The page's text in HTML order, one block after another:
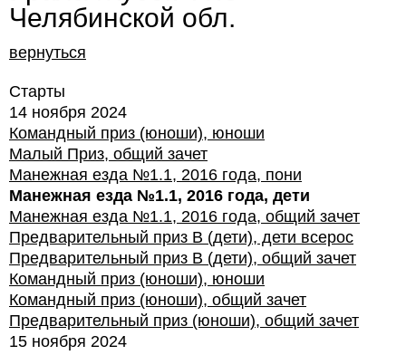
Челябинской обл.
вернуться
Старты
14 ноября 2024
Командный приз (юноши), юноши
Малый Приз, общий зачет
Манежная езда №1.1, 2016 года, пони
Манежная езда №1.1, 2016 года, дети
Манежная езда №1.1, 2016 года, общий зачет
Предварительный приз В (дети), дети всерос
Предварительный приз В (дети), общий зачет
Командный приз (юноши), юноши
Командный приз (юноши), общий зачет
Предварительный приз (юноши), общий зачет
15 ноября 2024